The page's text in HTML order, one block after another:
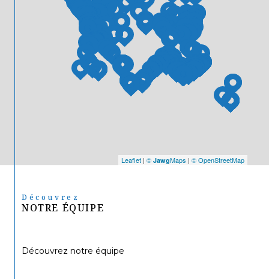
Leaflet | © JawgMaps | © OpenStreetMap
Découvrez
NOTRE ÉQUIPE
Découvrez notre équipe